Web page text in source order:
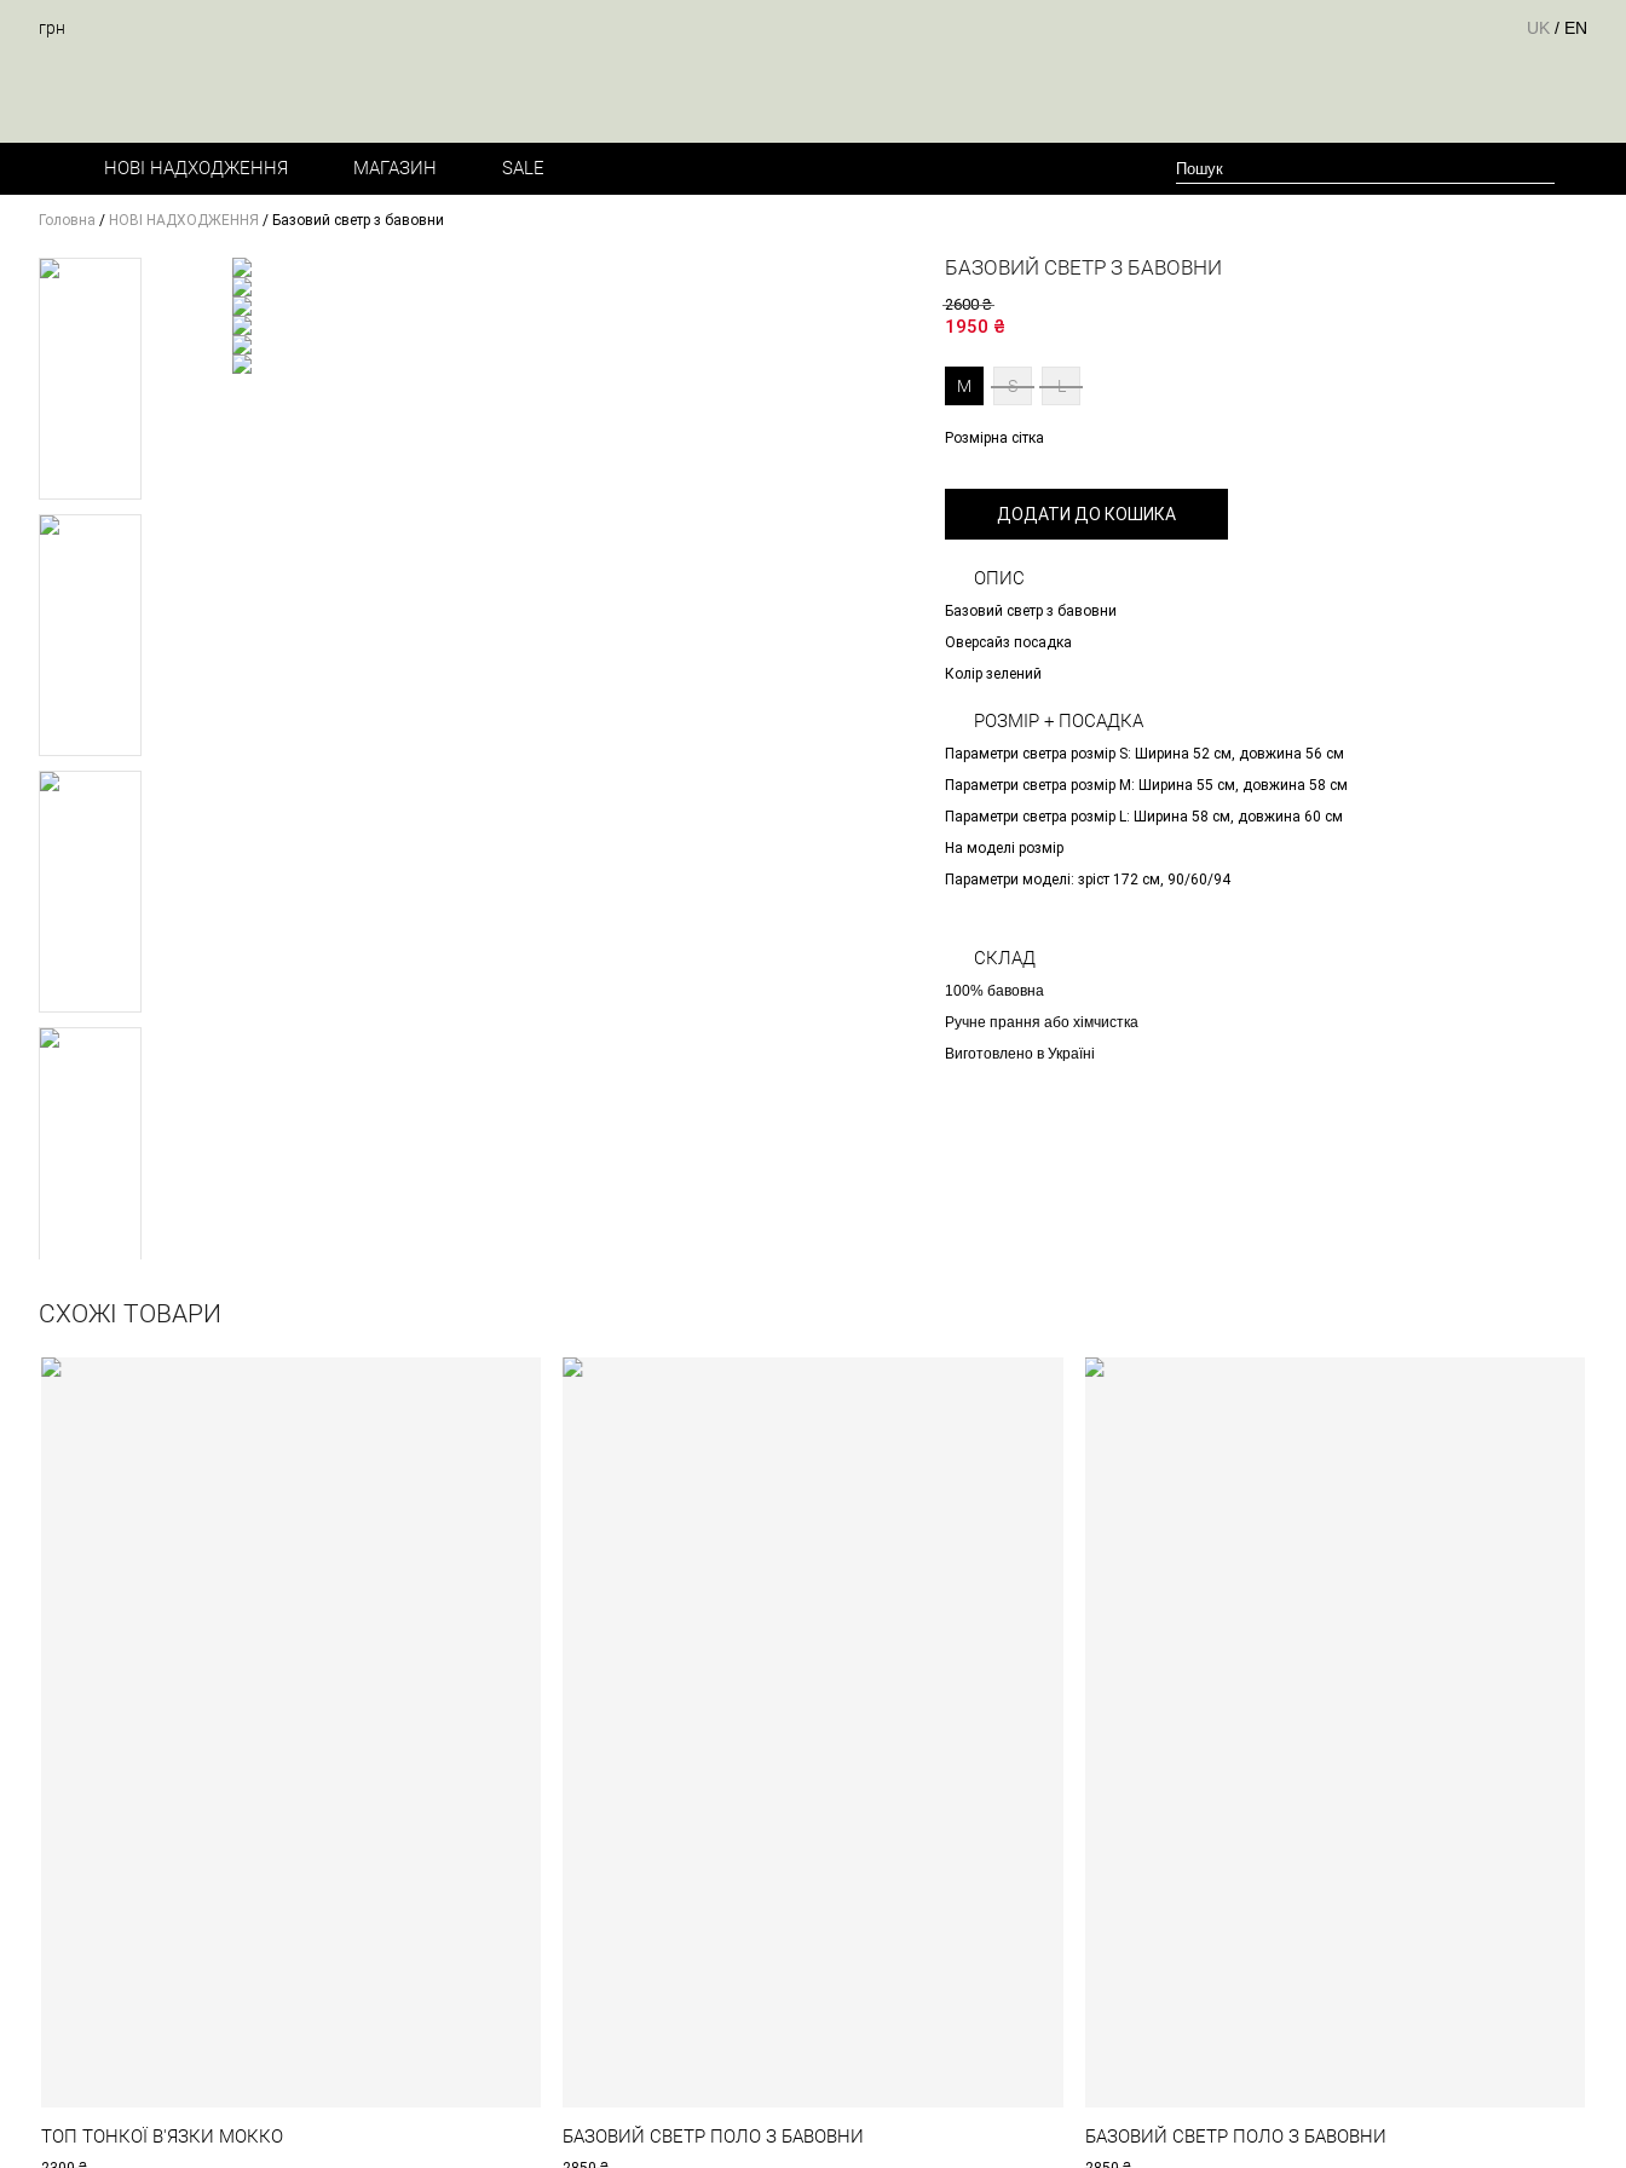
грн UK / EN
НОВІ НАДХОДЖЕННЯ МАГАЗИН SALE
Головна / НОВІ НАДХОДЖЕННЯ / Базовий светр з бавовни
БАЗОВИЙ СВЕТР З БАВОВНИ
2600₴
1950 ₴
M S L
Розмірна сітка
ДОДАТИ ДО КОШИКА
ОПИС
Базовий светр з бавовни
Оверсайз посадка
Колір зелений
РОЗМІР + ПОСАДКА
Параметри светра pозмір S: Ширина 52 см, довжина 56 см
Параметри светра pозмір М: Ширина 55 см, довжина 58 см
Параметри светра pозмір L: Ширина 58 см, довжина 60 см
На моделі розмір
Параметри моделі: зріст 172 см, 90/60/94
СКЛАД
100% бавовна
Ручне прання або хімчистка
Виготовлено в Україні
СХОЖІ ТОВАРИ
ТОП ТОНКОЇ В'ЯЗКИ МОККО БАЗОВИЙ СВЕТР ПОЛО З БАВОВНИ БАЗОВИЙ СВЕТР ПОЛО З БАВОВНИ